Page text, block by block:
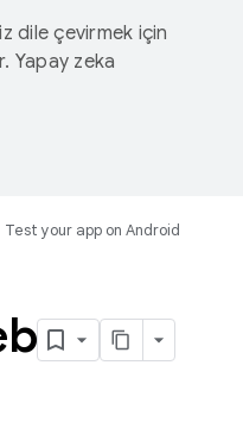
dile çevirmek için
Yapay zeka
Test your app on Android